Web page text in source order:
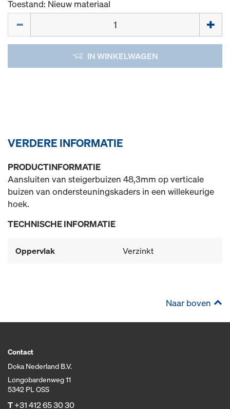
Toestand: Nieuw materiaal
IN WINKELWAGEN
VERDERE INFORMATIE
PRODUCTINFORMATIE
Aansluiten van steigerbuizen 48,3mm op verticale
buizen van ondersteuningskaders in een willekeurige
hoek.
TECHNISCHE INFORMATIE
Oppervlak Verzinkt
Naar boven
Contact
Doka Nederland B.V.
Longobardenweg 11
5342 PL OSS
T+31 412 65 30 30